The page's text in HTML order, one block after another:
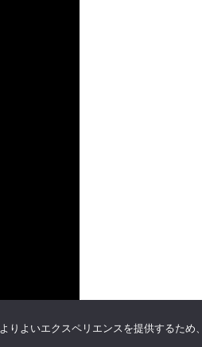
よりよいエクスペリエンスを提供するた